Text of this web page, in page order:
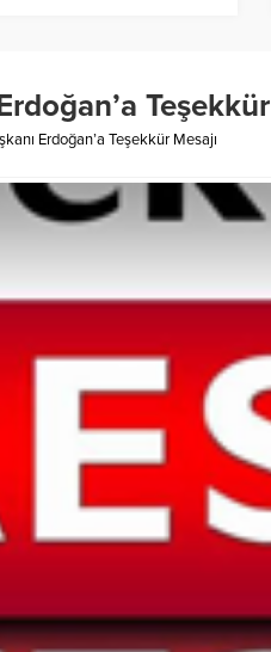
Erdoğan’a Teşekkür Mesajı